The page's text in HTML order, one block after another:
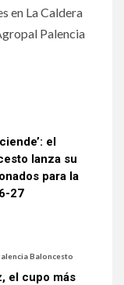
en La Caldera
Palencia
el
lanza su
para la
27
Baloncesto
el cupo más